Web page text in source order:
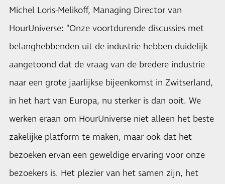
Michel Loris-Melikoff, Managing Director van
HourUniverse: "Onze voortdurende discussies met
belanghebbenden uit de industrie hebben duidelijk
aangetoond dat de vraag van de bredere industrie
naar een grote jaarlijkse bijeenkomst in Zwitserland,
in het hart van Europa, nu sterker is dan ooit. We
werken eraan om HourUniverse niet alleen het beste
zakelijke platform te maken, maar ook dat het
bezoeken ervan een geweldige ervaring voor onze
bezoekers is. Het plezier van het samen zijn, het